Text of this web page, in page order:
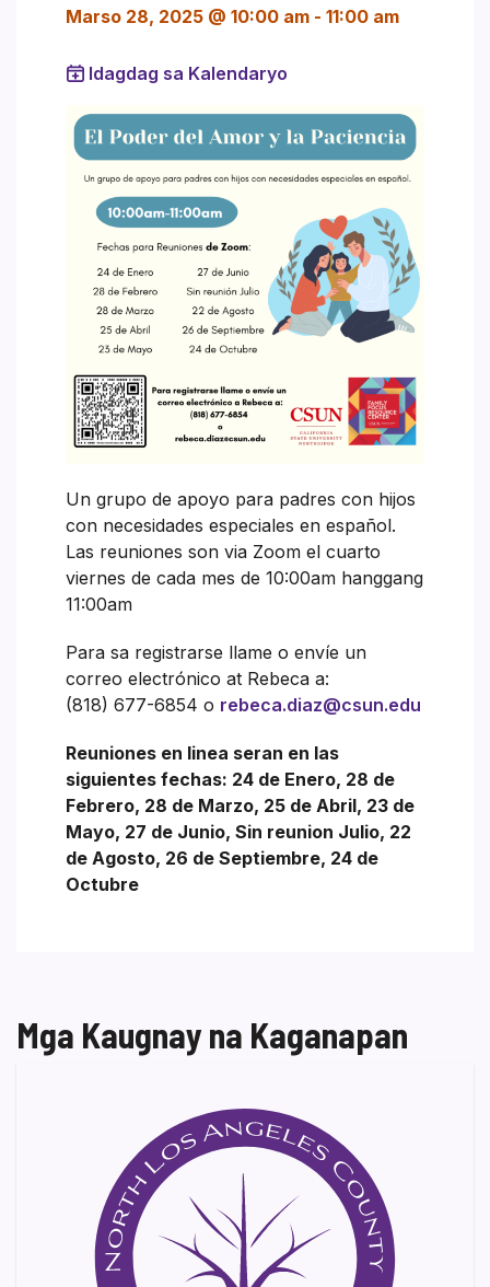
Marso 28, 2025 @ 10:00 am - 11:00 am
Idagdag sa Kalendaryo
Un grupo de apoyo para padres con hijos
con necesidades especiales en español.
Las reuniones son via Zoom el cuarto
viernes de cada mes de 10:00am hanggang
11:00am
Para sa registrarse llame o envíe un
correo electrónico at Rebeca a:
(818) 677-6854 o rebeca.diaz@csun.edu
Reuniones en linea seran en las
siguientes fechas: 24 de Enero, 28 de
Febrero, 28 de Marzo, 25 de Abril, 23 de
Mayo, 27 de Junio, Sin reunion Julio, 22
de Agosto, 26 de Septiembre, 24 de
Octubre
Mga Kaugnay na Kaganapan